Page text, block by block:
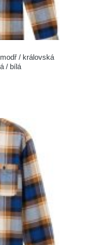
/ královská
/ bílá